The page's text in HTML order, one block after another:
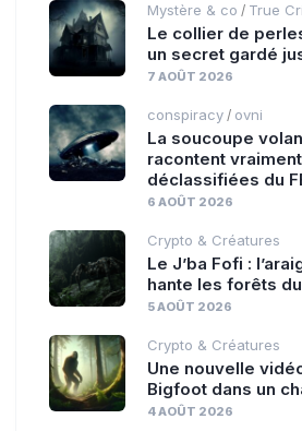
Mystère & co / True
Le collier de
un secret gardé
7 AOÛT 2026
conspiracy / ovni
La soucoupe
racontent
déclassifiées du
6 AOÛT 2026
Crypto & Créatures
Le J’ba Fofi :
hante les forêts
5 AOÛT 2026
Crypto & Créatures
Une nouvelle
Bigfoot dans un
4 AOÛT 2026